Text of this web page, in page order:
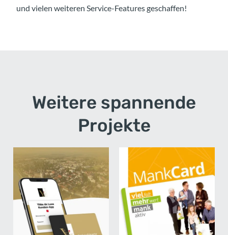
und vielen weiteren Service-Features geschaffen!
Weitere spannende
Projekte